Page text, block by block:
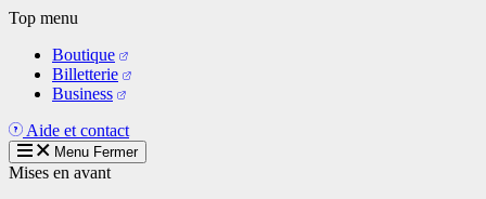
Aller
contenu
principal
Top menu
Boutique
Billetterie
Business
Aide et contact
Menu Fermer
Mises en avant